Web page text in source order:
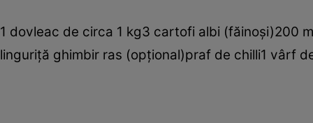
1 dovleac de circa 1 kg3 cartofi albi (făinoşi)200
linguriţă ghimbir ras (opţional)praf de chilli1 vârf